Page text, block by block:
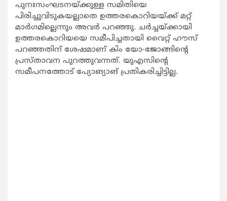
പുനഃസംഘടനയ്ക്കുള്ള സമിതിയെ
പിരിച്ചുവിടുകയല്ലാതെ ഉത്തരകൊറിയയ്ക്ക് മറ്റ്
മാര്‍ഗമില്ലെന്നും അവര്‍ പറഞ്ഞു. ചര്‍ച്ചയ്ക്കായി
ഉത്തരകൊറിയയെ സമീപിച്ചതായി വൈറ്റ് ഹൗസ്
പറഞ്ഞതിന് ശേഷമാണ് കിം യോ-ജോങ്ങിന്‍റെ
പ്രസ്താവന പുറത്തുവന്നത്. യുഎസിന്‍റെ
സമീപനത്തോട് പ്യോങ്യാങ് പ്രതികരിച്ചിട്ടില്ല.